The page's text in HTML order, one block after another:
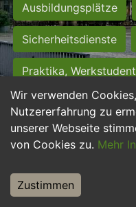
Wir verwenden
Nutzererfahrung zu
unserer Webseite
von Cookies zu. Mehr
Zustimmen
Ausbildungsplätze
Sicherheitsdienste
Praktika,
Personalwesen
Hilfskräfte, Aushilfs-
Weiterbildung,